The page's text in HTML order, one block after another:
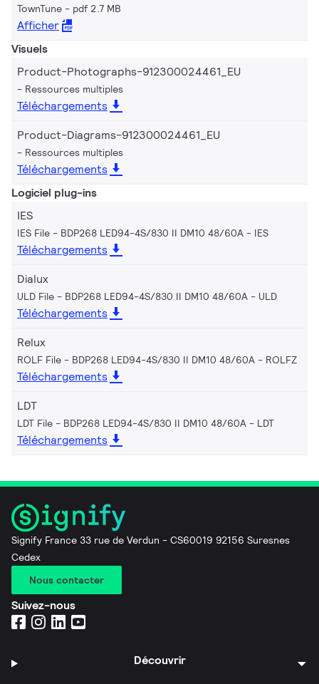
TownTune pdf 2.7 MB
Afficher
Visuels
Product-Photographs-912300024461_EU
Ressources multiples
Téléchargements
Product-Diagrams-912300024461_EU
Ressources multiples
Téléchargements
Logiciel plug-ins
IES
IES File - BDP268 LED94-4S/830 II DM10 48/60A IES
Téléchargements
Dialux
ULD File - BDP268 LED94-4S/830 II DM10 48/60A ULD
Téléchargements
Relux
ROLF File - BDP268 LED94-4S/830 II DM10 48/60A ROLFZ
Téléchargements
LDT
LDT File - BDP268 LED94-4S/830 II DM10 48/60A LDT
Téléchargements
Signify France 33 rue de Verdun - CS60019 92156 Suresnes
Cedex
Nous contacter
Suivez-nous
Découvrir